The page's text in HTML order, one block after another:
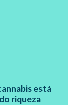
está
riqueza